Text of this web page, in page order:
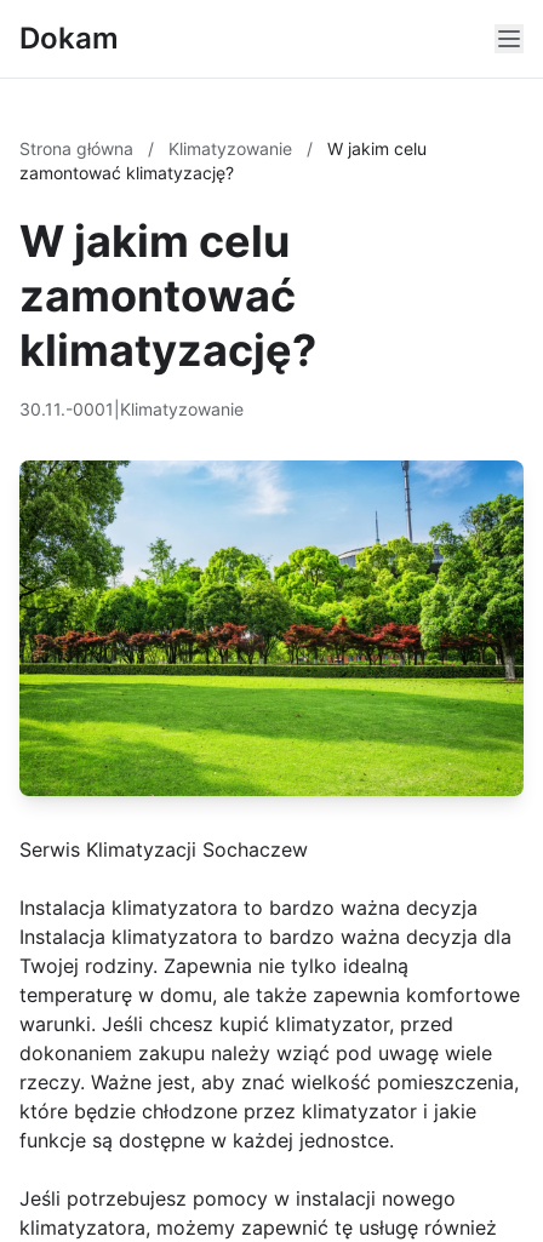
Dokam
Strona główna / Klimatyzowanie /
W jakim celu
zamontować klimatyzację?
W jakim celu
zamontować
klimatyzację?
30.11.-0001 Klimatyzowanie
Serwis Klimatyzacji Sochaczew
Instalacja klimatyzatora to bardzo ważna decyzja
Instalacja klimatyzatora to bardzo ważna decyzja dla
Twojej rodziny. Zapewnia nie tylko idealną
temperaturę w domu, ale także zapewnia komfortowe
warunki. Jeśli chcesz kupić klimatyzator, przed
dokonaniem zakupu należy wziąć pod uwagę wiele
rzeczy. Ważne jest, aby znać wielkość pomieszczenia,
które będzie chłodzone przez klimatyzator i jakie
funkcje są dostępne w każdej jednostce.
Jeśli potrzebujesz pomocy w instalacji nowego
klimatyzatora, możemy zapewnić tę usługę również